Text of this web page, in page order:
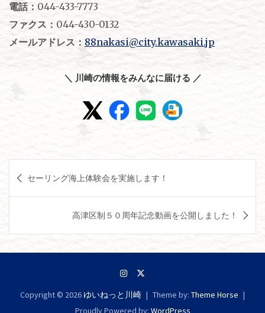
電話： 044-433-7773
ファクス： 044-430-0132
メールアドレス： 88nakasi@city.kawasaki.jp
＼ 川崎の情報をみんなに届ける ／
稿
ゲ
ョ
セーリング海上体験会を実施します！
高津区制５０周年記念動画を公開しました！
Copyright © 2026 ゆいねっと川崎 Theme by: Theme Horse
Proudly Powered by: WordPress